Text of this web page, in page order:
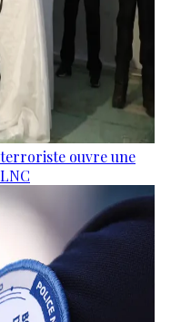
ouvre une